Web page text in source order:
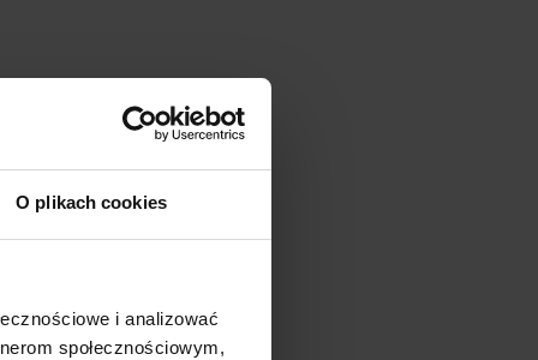
O plikach cookies
i analizować
społecznościowym,